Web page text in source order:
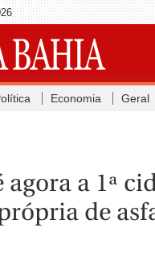
Economia Geral
agora a 1ª
de